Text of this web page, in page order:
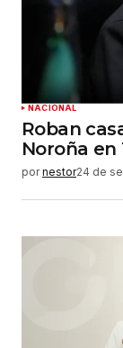
web
haga
Enviar
NACIONAL
Roban
Noroña
por nestor24 de